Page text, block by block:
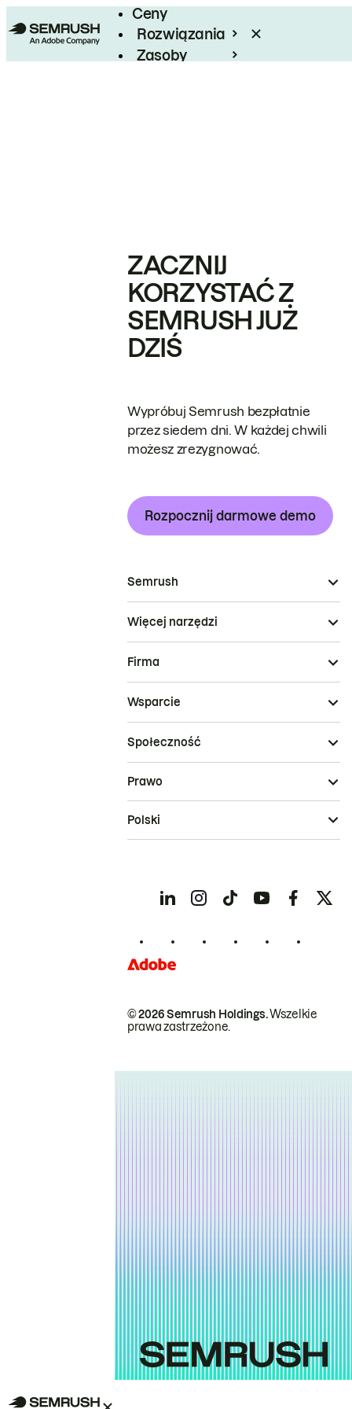
Ceny
Rozwiązania
Zasoby
ZACZNIJ
KORZYSTAĆ Z
SEMRUSH JUŻ
DZIŚ
Wypróbuj Semrush bezpłatnie
przez siedem dni. W każdej chwili
możesz zrezygnować.
Rozpocznij darmowe demo
Semrush
Więcej narzędzi
Firma
Wsparcie
Społeczność
© 2026 Semrush Holdings.Wszelkie
prawa zastrzeżone.
Prawo
Polski